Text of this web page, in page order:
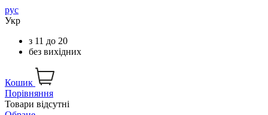
рус
Укр
з 11 до 20
без вихідних
Кошик
Порівняння
Товари відсутні